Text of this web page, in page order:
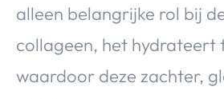
alleen belangrijke rol bij
collageen, het hydrateert
waardoor deze zachter,